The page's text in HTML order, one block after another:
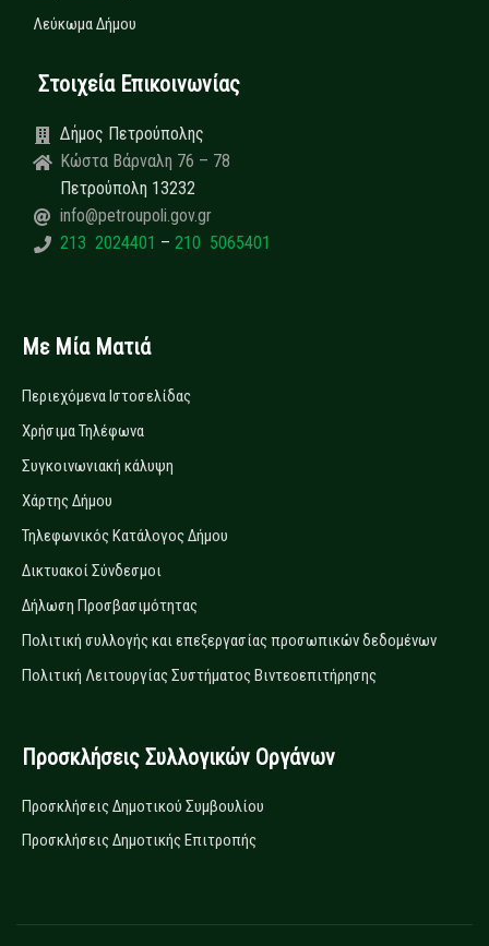
Λεύκωμα Δήμου
Στοιχεία Επικοινωνίας
Δήμος Πετρούπολης
Κώστα Βάρναλη 76 – 78
Πετρούπολη 13232
info@petroupoli.gov.gr
213 2024401 – 210 5065401
Με Μία Ματιά
Περιεχόμενα Ιστοσελίδας
Χρήσιμα Τηλέφωνα
Συγκοινωνιακή κάλυψη
Χάρτης Δήμου
Τηλεφωνικός Κατάλογος Δήμου
Δικτυακοί Σύνδεσμοι
Δήλωση Προσβασιμότητας
Πολιτική συλλογής και επεξεργασίας προσωπικών δεδομένων
Πολιτική Λειτουργίας Συστήματος Βιντεοεπιτήρησης
Προσκλήσεις Συλλογικών Οργάνων
Προσκλήσεις Δημοτικού Συμβουλίου
Προσκλήσεις Δημοτικής Επιτροπής